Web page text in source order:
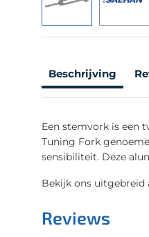
Beschrijving
Een stemvork is een
Tuning Fork
sensibiliteit. Deze
Bekijk ons
Reviews